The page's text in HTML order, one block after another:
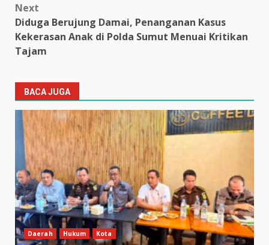
Next
Diduga Berujung Damai, Penanganan Kasus
Kekerasan Anak di Polda Sumut Menuai Kritikan
Tajam
BACA JUGA
Daerah Hukum Kota